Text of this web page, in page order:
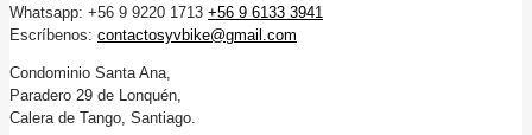
Whatsapp: +56 9 9220 1713 +56 9 6133 3941
Escríbenos: contactosyvbike@gmail.com
Condominio Santa Ana,
Paradero 29 de Lonquén,
Calera de Tango, Santiago.